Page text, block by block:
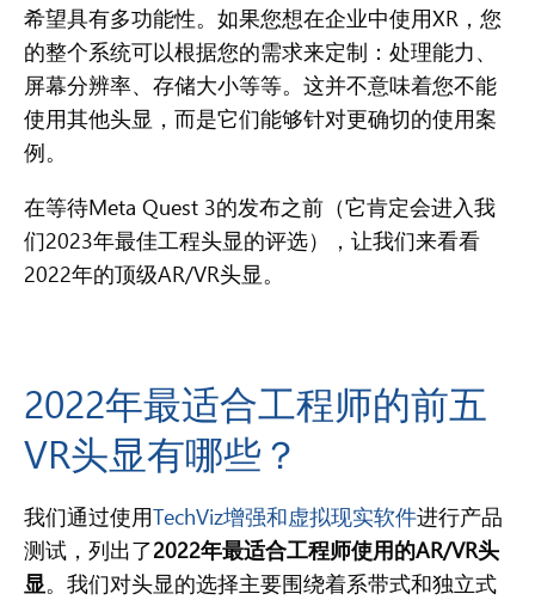
希望具有多功能性。如果您想在企业中使用XR，您
的整个系统可以根据您的需求来定制：处理能力、
屏幕分辨率、存储大小等等。这并不意味着您不能
使用其他头显，而是它们能够针对更确切的使用案
例。
在等待Meta Quest 3的发布之前（它肯定会进入我
们2023年最佳工程头显的评选），让我们来看看
2022年的顶级AR/VR头显。
2022年最适合工程师的前五
VR头显有哪些？
我们通过使用TechViz增强和虚拟现实软件进行产品
测试，列出了2022年最适合工程师使用的AR/VR头
显。我们对头显的选择主要围绕着系带式和独立式